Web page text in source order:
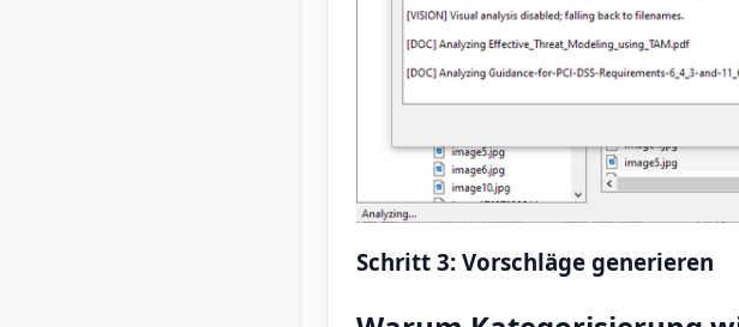
Schritt 3: Vorschläge generieren